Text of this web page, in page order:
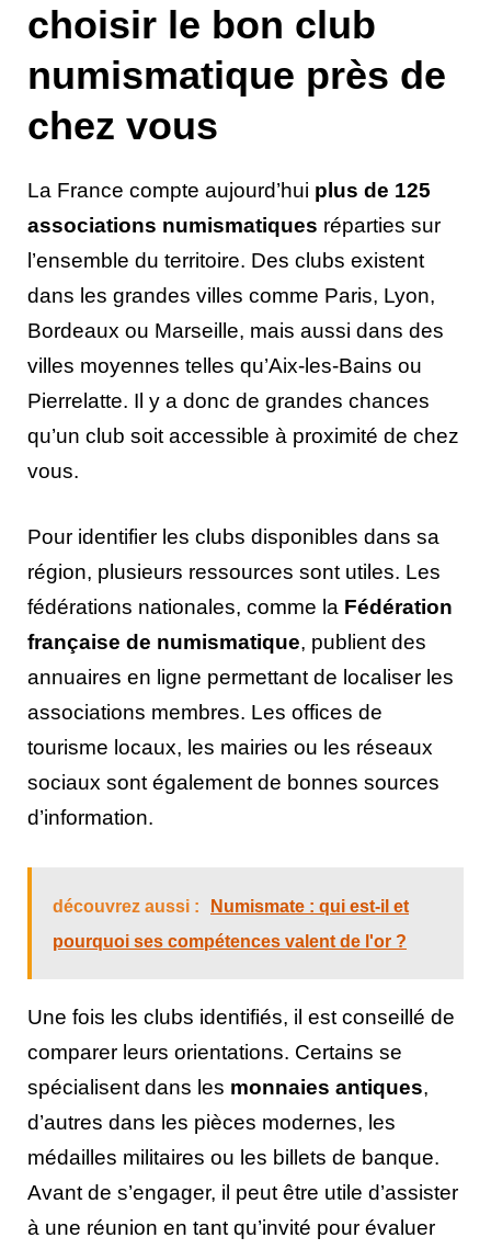
choisir le bon club
numismatique près de
chez vous
La France compte aujourd’hui plus de 125
associations numismatiques réparties sur
l’ensemble du territoire. Des clubs existent
dans les grandes villes comme Paris, Lyon,
Bordeaux ou Marseille, mais aussi dans des
villes moyennes telles qu’Aix-les-Bains ou
Pierrelatte. Il y a donc de grandes chances
qu’un club soit accessible à proximité de chez
vous.
Pour identifier les clubs disponibles dans sa
région, plusieurs ressources sont utiles. Les
fédérations nationales, comme la Fédération
française de numismatique, publient des
annuaires en ligne permettant de localiser les
associations membres. Les offices de
tourisme locaux, les mairies ou les réseaux
sociaux sont également de bonnes sources
d’information.
découvrez aussi :
Numismate : qui est-il et
pourquoi ses compétences valent de l'or ?
Une fois les clubs identifiés, il est conseillé de
comparer leurs orientations. Certains se
spécialisent dans les monnaies antiques,
d’autres dans les pièces modernes, les
médailles militaires ou les billets de banque.
Avant de s’engager, il peut être utile d’assister
à une réunion en tant qu’invité pour évaluer